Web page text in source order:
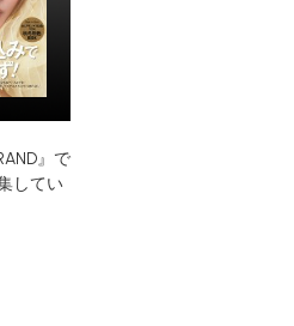
』で
してい